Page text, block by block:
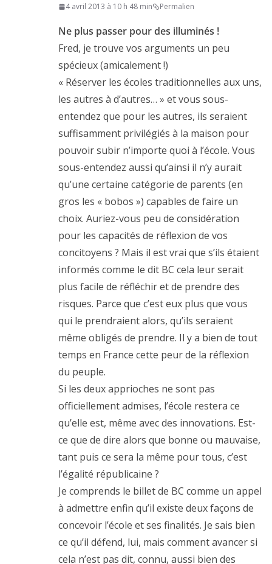
4 avril 2013 à 10 h 48 min Permalien
Ne plus passer pour des illuminés !
Fred, je trouve vos arguments un peu
spécieux (amicalement !)
« Réserver les écoles traditionnelles aux uns,
les autres à d’autres… » et vous sous-
entendez que pour les autres, ils seraient
suffisamment privilégiés à la maison pour
pouvoir subir n’importe quoi à l’école. Vous
sous-entendez aussi qu’ainsi il n’y aurait
qu’une certaine catégorie de parents (en
gros les « bobos ») capables de faire un
choix. Auriez-vous peu de considération
pour les capacités de réflexion de vos
concitoyens ? Mais il est vrai que s’ils étaient
informés comme le dit BC cela leur serait
plus facile de réfléchir et de prendre des
risques. Parce que c’est eux plus que vous
qui le prendraient alors, qu’ils seraient
même obligés de prendre. Il y a bien de tout
temps en France cette peur de la réflexion
du peuple.
Si les deux apprioches ne sont pas
officiellement admises, l’école restera ce
qu’elle est, même avec des innovations. Est-
ce que de dire alors que bonne ou mauvaise,
tant puis ce sera la même pour tous, c’est
l’égalité républicaine ?
Je comprends le billet de BC comme un appel
à admettre enfin qu’il existe deux façons de
concevoir l’école et ses finalités. Je sais bien
ce qu’il défend, lui, mais comment avancer si
cela n’est pas dit, connu, aussi bien des